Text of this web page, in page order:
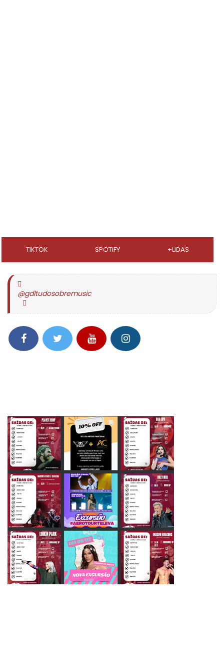
TIKTOK SPOTIFY +LIDAS
@gdltudosobremusic